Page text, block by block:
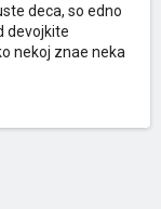
deca, so edno
devojkite
nekoj znae neka